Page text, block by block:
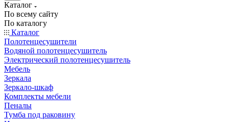
Каталог
По всему сайту
По каталогу
Каталог
Полотенцесушители
Водяной полотенцесушитель
Электрический полотенцесушитель
Мебель
Зеркала
Зеркало-шкаф
Комплекты мебели
Пеналы
Тумба под раковину